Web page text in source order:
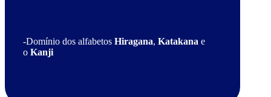
-Domínio dos alfabetos Hiragana, Katakana e
o Kanji